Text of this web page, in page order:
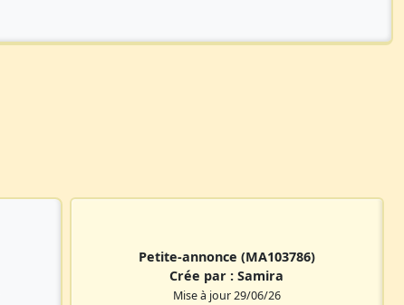
Petite-annonce (MA103786)
Crée par :Samira
Mise à jour 29/06/26